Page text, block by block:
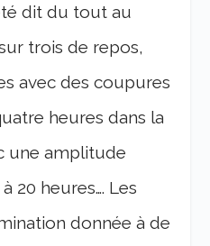
dit du tout au
trois de repos,
avec des coupures
heures dans la
une amplitude
20 heures…. Les
donnée à de